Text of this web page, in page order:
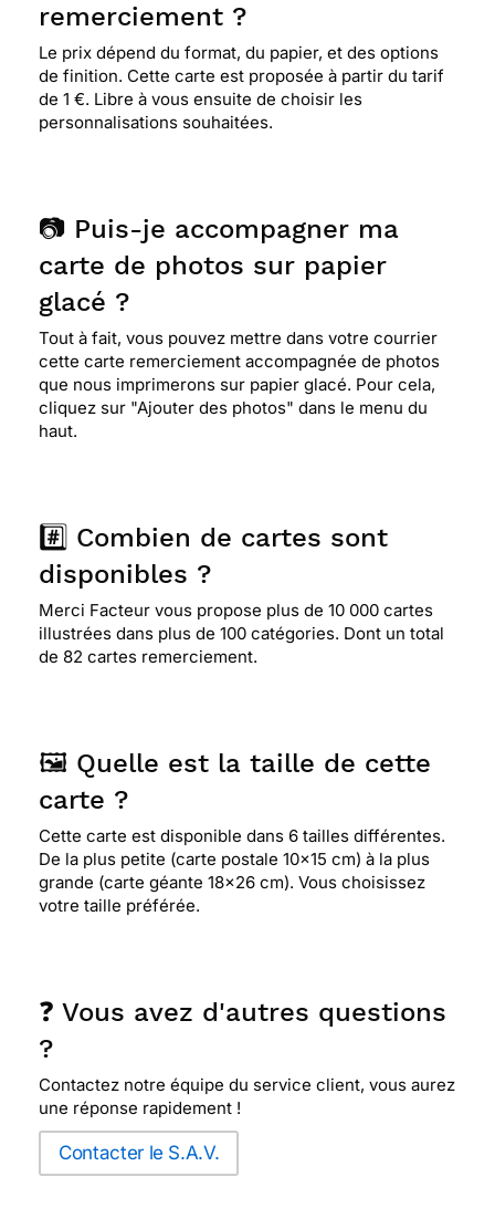
remerciement ?
Le prix dépend du format, du papier, et des options
de finition. Cette carte est proposée à partir du tarif
de 1 €. Libre à vous ensuite de choisir les
personnalisations souhaitées.
📷 Puis-je accompagner ma
carte de photos sur papier
glacé ?
Tout à fait, vous pouvez mettre dans votre courrier
cette carte remerciement accompagnée de photos
que nous imprimerons sur papier glacé. Pour cela,
cliquez sur "Ajouter des photos" dans le menu du
haut.
#️⃣ Combien de cartes sont
disponibles ?
Merci Facteur vous propose plus de 10 000 cartes
illustrées dans plus de 100 catégories. Dont un total
de 82 cartes remerciement.
🖼️ Quelle est la taille de cette
carte ?
Cette carte est disponible dans 6 tailles différentes.
De la plus petite (carte postale 10x15 cm) à la plus
grande (carte géante 18x26 cm). Vous choisissez
votre taille préférée.
❓ Vous avez d'autres questions
?
Contactez notre équipe du service client, vous aurez
une réponse rapidement !
Contacter le S.A.V.